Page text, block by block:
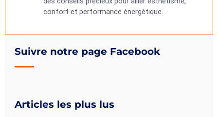
Suivre notre page Facebook
Articles les plus lus
confort et performance énergétique.